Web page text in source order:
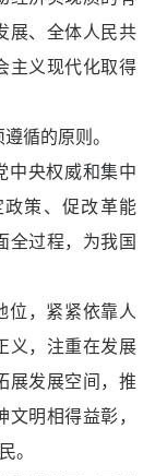
展、全体人民共
主义现代化取得
循的原则。
央权威和集中
策、促改革能
全过程，为我国
，紧紧依靠人
义，注重在发展
展发展空间，推
明相得益彰，
。